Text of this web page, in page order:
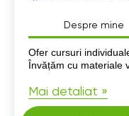
Despre mine
Despre mine
Ofer cursuri
Învățăm cu materiale
Mai detaliat »